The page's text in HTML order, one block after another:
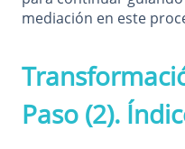
mediación en este
Paso (2).